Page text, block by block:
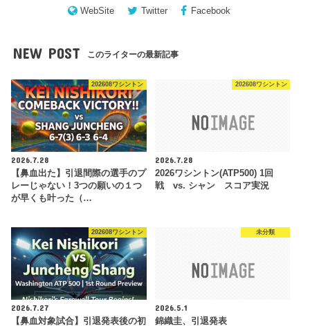
WebSite Twitter Facebook
NEW POST このライターの最新記事
202608ワシントン
2026.7.28
【鼻血出た】引退間際の選手のプ
レーじゃない！3つの願いの１つ
が早くも叶った（…
202608ワシントン
2026.7.28
2026ワシントン(ATP500) 1回
戦 vs. シャン スコア実況
202608ワシントン
2026.7.27
【鼻血対象試合】引退発表後の初
未分類
2026.5.1
錦織圭、引退発表